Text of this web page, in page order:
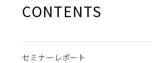
CONTENTS
セミナーレポート